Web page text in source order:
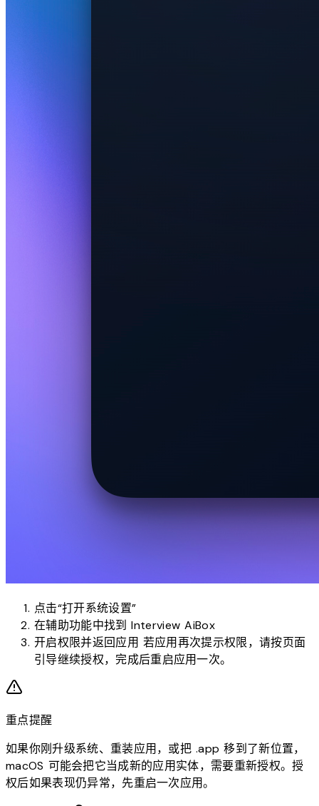
点击“打开系统设置”
在辅助功能中找到Interview AiBox
开启权限并返回应用 若应用再次提示权限，请按页面
引导继续授权，完成后重启应用一次。
重点提醒
如果你刚升级系统、重装应用，或把.app 移到了新位置，
macOS 可能会把它当成新的应用实体，需要重新授权。授
权后如果表现仍异常，先重启一次应用。